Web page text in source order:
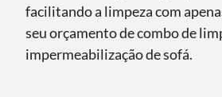
facilitando a limpeza com
seu orçamento de combo de
impermeabilização de sofá.